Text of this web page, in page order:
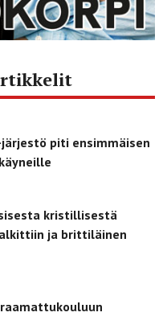
piti ensimmäisen
kristillisestä
ja brittiläinen